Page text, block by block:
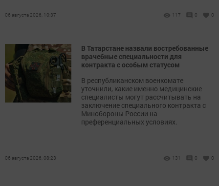
06 августа 2026, 10:37 117 0 0
В Татарстане назвали востребованные
врачебные специальности для
контракта с особым статусом
В республиканском военкомате
уточнили, какие именно медицинские
специалисты могут рассчитывать на
заключение специального контракта с
Минобороны России на
преференциальных условиях.
06 августа 2026, 08:23 131 0 0